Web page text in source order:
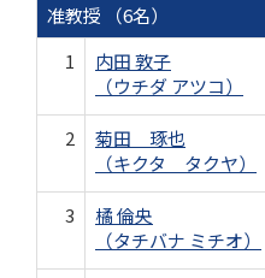
准教授 （6名）
1
内田 敦子
（ウチダ アツコ）
2
菊田 琢也
（キクタ タクヤ）
3
橘 倫央
（タチバナ ミチオ）